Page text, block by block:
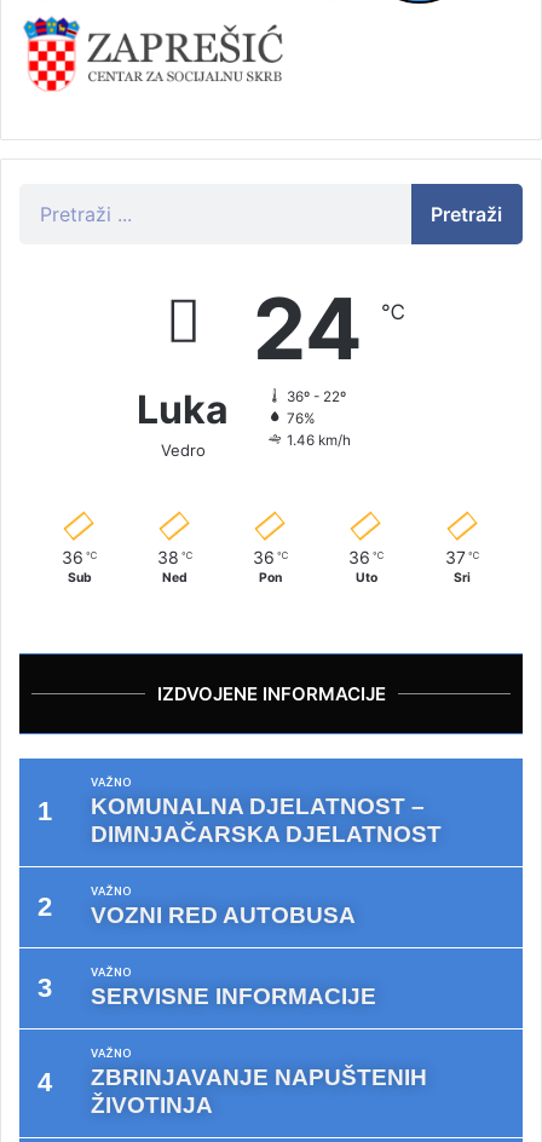
Pretraži
Luka
Vedro
24 ℃
36º - 22º
76%
1.46 km/h
36 ℃
Sub
38 ℃
Ned
36 ℃
Pon
36 ℃
Uto
37 ℃
Sri
IZDVOJENE INFORMACIJE
VAŽNO
KOMUNALNA DJELATNOST –
DIMNJAČARSKA DJELATNOST
VAŽNO
VOZNI RED AUTOBUSA
VAŽNO
SERVISNE INFORMACIJE
VAŽNO
ZBRINJAVANJE NAPUŠTENIH
ŽIVOTINJA